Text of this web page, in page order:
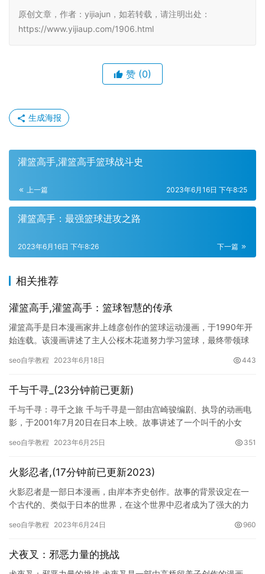
原创文章，作者：yijiajun，如若转载，请注明出处：
https://www.yijiaup.com/1906.html
赞 (0)
生成海报
灌篮高手,灌篮高手篮球战斗史
上一篇 2023年6月16日 下午8:25
灌篮高手：最强篮球进攻之路
下一篇
2023年6月16日 下午8:26
相关推荐
灌篮高手,灌篮高手：篮球智慧的传承
灌篮高手是日本漫画家井上雄彦创作的篮球运动漫画，于1990年开
始连载。该漫画讲述了主人公桜木花道努力学习篮球，最终带领球
特…
seo自学教程 2023年6月18日 443
千与千寻_(23分钟前已更新)
千与千寻：寻千之旅 千与千寻是一部由宫崎骏编剧、执导的动画电
影，于2001年7月20日在日本上映。故事讲述了一个叫千的小女
seo自学教程 2023年6月25日 351
火影忍者,(17分钟前已更新2023)
火影忍者是一部日本漫画，由岸本齐史创作。故事的背景设定在一
个古代的、类似于日本的世界，在这个世界中忍者成为了强大的力
的身影…
seo自学教程 2023年6月24日 960
犬夜叉：邪恶力量的挑战